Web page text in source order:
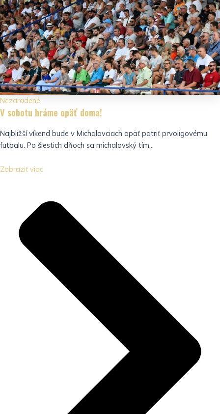
Nezaradené
V sobotu hráme opäť doma!
Najbližší víkend bude v Michalovciach opäť patriť prvoligovému
futbalu. Po šiestich dňoch sa michalovský tím...
Zobraziť viac